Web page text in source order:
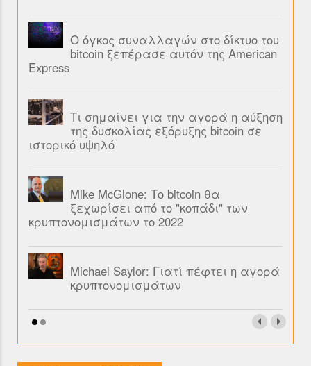
Ο όγκος συναλλαγών στο δίκτυο του
bitcoin ξεπέρασε αυτόν της American
Express
Τι σημαίνει για την αγορά η αύξηση
της δυσκολίας εξόρυξης bitcoin σε
ιστορικό υψηλό
Mike McGlone: Το bitcoin θα
ξεχωρίσει από το "κοπάδι" των
κρυπτονομισμάτων το 2022
Michael Saylor: Γιατί πέφτει η αγορά
κρυπτονομισμάτων